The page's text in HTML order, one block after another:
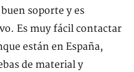
soporte y es
Es muy fácil contactar
están en España,
de material y